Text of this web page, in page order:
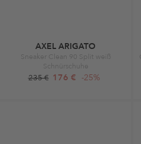
AXEL ARIGATO
Sneaker Clean 90 Split weiß
Schnürschuhe
235 € 176 € -25%